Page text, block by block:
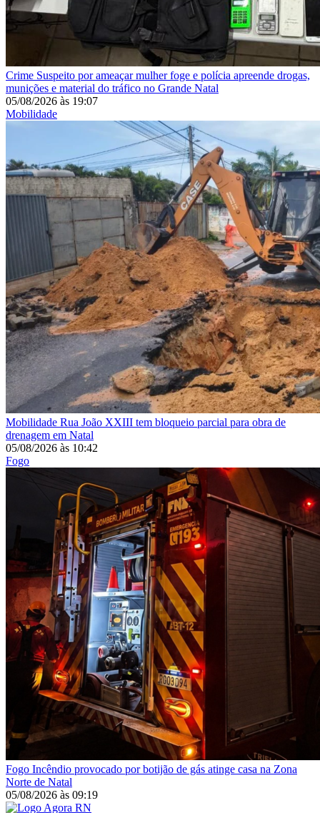
Crime Suspeito por ameaçar mulher foge e polícia apreende drogas,
munições e material do tráfico no Grande Natal
05/08/2026 às 19:07
Mobilidade
Mobilidade Rua João XXIII tem bloqueio parcial para obra de
drenagem em Natal
05/08/2026 às 10:42
Fogo
Fogo Incêndio provocado por botijão de gás atinge casa na Zona
Norte de Natal
05/08/2026 às 09:19